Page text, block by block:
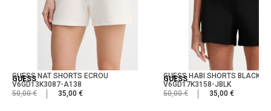
GUESS
GUESS NAT SHORTS ECROU
V6GD13K3087-A138
50,00 €
35,00 €
GUESS
GUESS HABI SHORTS BLACK
V6GD17K3158-JBLK
50,00 €
35,00 €